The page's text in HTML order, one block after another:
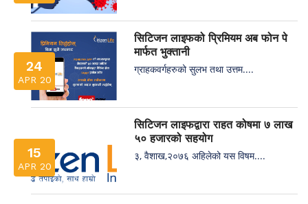
24
APR 20
सिटिजन लाइफको प्रिमियम अब फोन पे
मार्फत भुक्तानी
ग्राहकवर्गहरुको सुलभ तथा उत्तम....
15
APR 20
सिटिजन लाइफद्वारा राहत कोषमा ७ लाख
५० हजारको सहयोग
३, वैशाख,२०७६ अहिलेको यस विषम....